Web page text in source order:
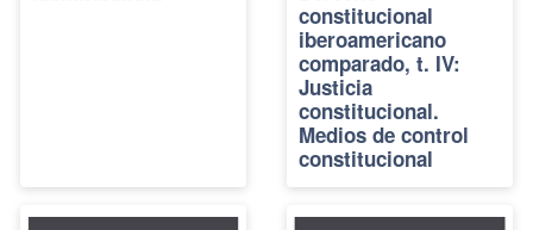
constitucional
iberoamericano
comparado, t. IV:
Justicia
constitucional.
Medios de control
constitucional